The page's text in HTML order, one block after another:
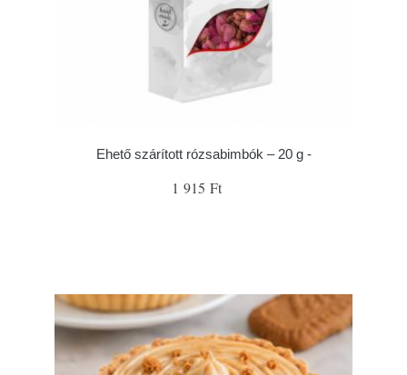
Ehető szárított rózsabimbók – 20 g -
1 915 Ft